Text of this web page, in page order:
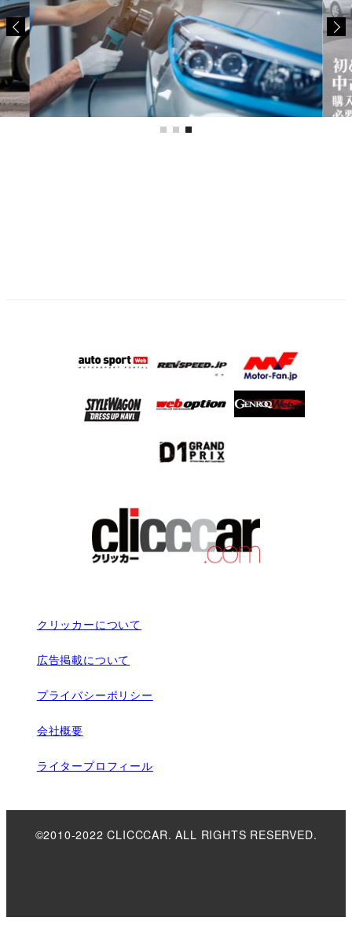
クリッカーについて
広告掲載について
プライバシーポリシー
会社概要
ライタープロフィール
©2010-2022 CLICCCAR. ALL RIGHTS RESERVED.